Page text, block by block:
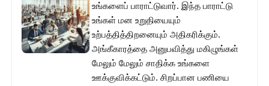
உங்களைப் பாராட்டுவார். இந்த பாராட்டு
உங்கள் மன உறுதியையும்
உற்பத்தித்திறனையும் அதிகரிக்கும்.
அங்கீகாரத்தை அனுபவித்து மகிழுங்கள்
மேலும் மேலும் சாதிக்க உங்களை
ஊக்குவிக்கட்டும். சிறப்பான பணியை